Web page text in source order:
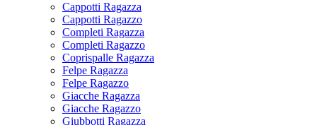
Cappotti Ragazza
Cappotti Ragazzo
Completi Ragazza
Completi Ragazzo
Coprispalle Ragazza
Felpe Ragazza
Felpe Ragazzo
Giacche Ragazza
Giacche Ragazzo
Giubbotti Ragazza